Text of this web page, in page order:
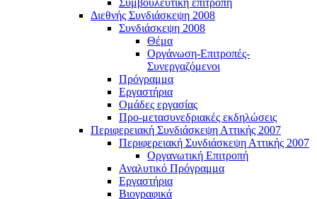
Συμβουλευτική επιτροπή
Διεθνής Συνδιάσκεψη 2008
Συνδιάσκεψη 2008
Θέμα
Οργάνωση-Επιτροπές-
Συνεργαζόμενοι
Πρόγραμμα
Εργαστήρια
Ομάδες εργασίας
Προ-μετασυνεδριακές εκδηλώσεις
Περιφερειακή Συνδιάσκεψη Αττικής 2007
Περιφερειακή Συνδιάσκεψη Αττικής 2007
Οργανωτική Επιτροπή
Αναλυτικό Πρόγραμμα
Εργαστήρια
Βιογραφικά